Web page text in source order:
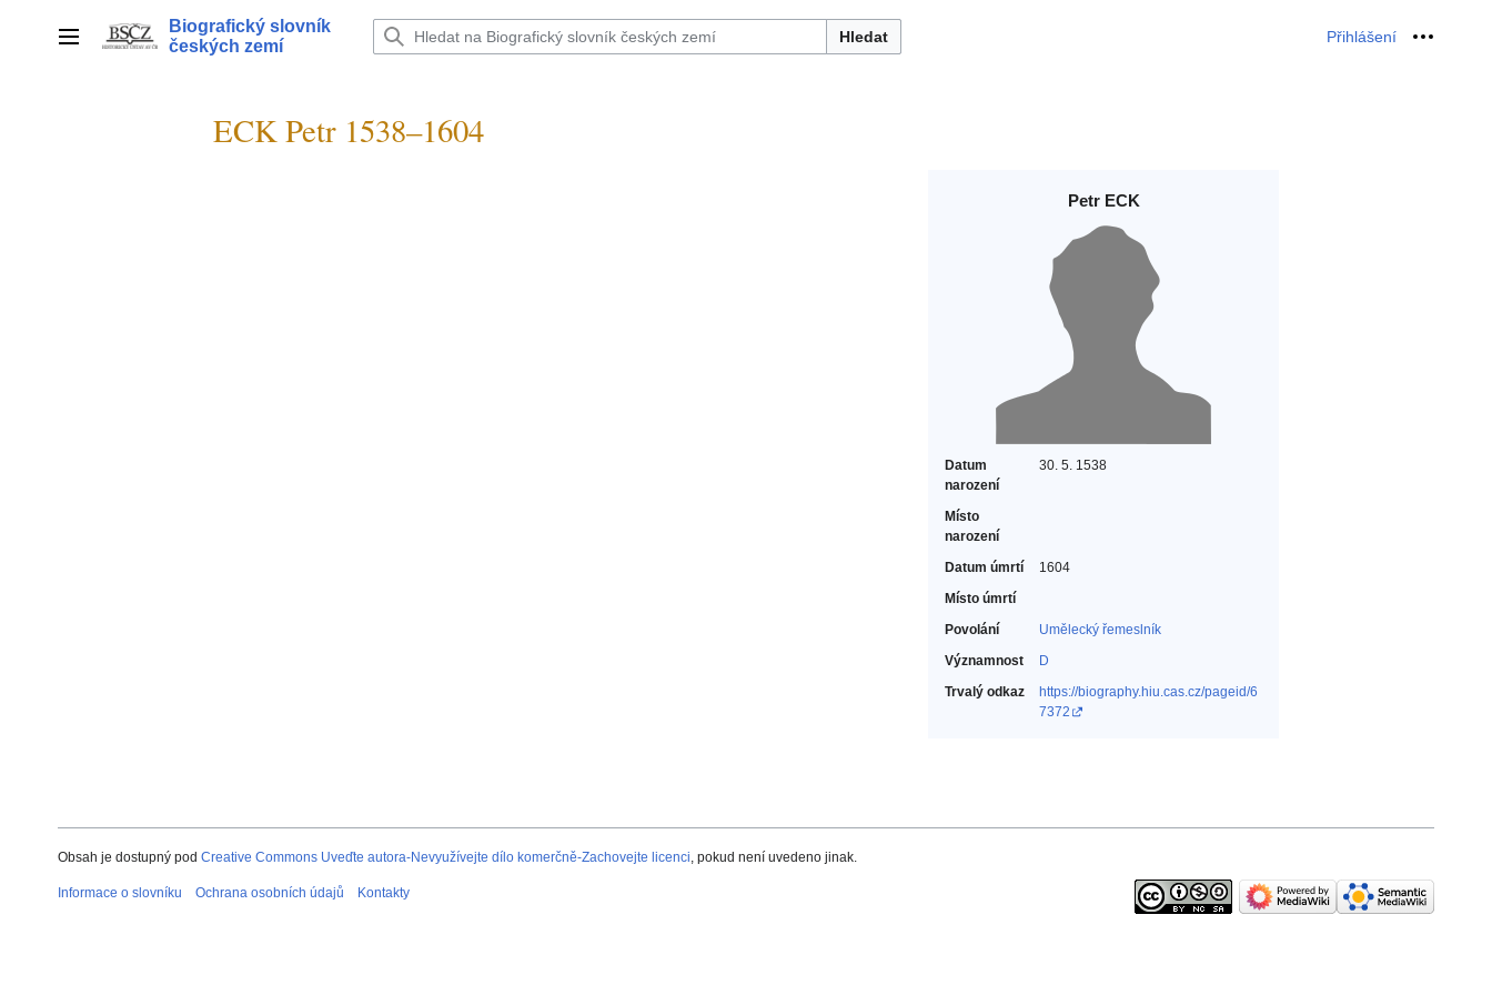
Hlavní menu
Biografický slovník
českých zemí
Hledat Přihlášení Osobní
ECK Petr 1538–1604
Petr ECK
Datum
narození
30. 5. 1538
Místo
narození
Datum úmrtí
1604
Místo úmrtí
Povolání
Umělecký řemeslník‎
Významnost
D
Trvalý odkaz
https://biography.hiu.cas.cz/pageid/6
7372
Obsah je dostupný pod Creative Commons Uveďte autora-Nevyužívejte dílo komerčně-Zachovejte licenci, pokud není uvedeno jinak.
Informace o slovníku Ochrana osobních údajů Kontakty